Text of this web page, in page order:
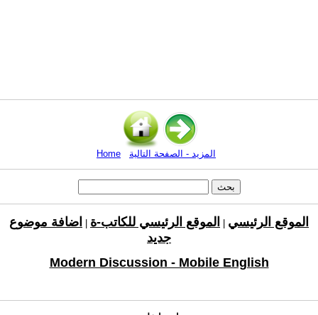
Home المزيد - الصفحة التالية
الموقع الرئيسي الموقع الرئيسي للكاتب-ة
اضافة موضوع
جديد
Modern Discussion - Mobile English